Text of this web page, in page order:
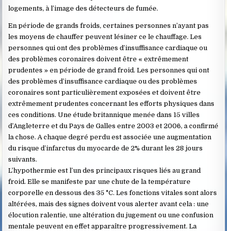
logements, à l’image des détecteurs de fumée.
En période de grands froids, certaines personnes n’ayant pas
les moyens de chauffer peuvent lésiner ce le chauffage. Les
personnes qui ont des problèmes d’insuffisance cardiaque ou
des problèmes coronaires doivent être « extrêmement
prudentes » en période de grand froid. Les personnes qui ont
des problèmes d’insuffisance cardiaque ou des problèmes
coronaires sont particulièrement exposées et doivent être
extrêmement prudentes concernant les efforts physiques dans
ces conditions. Une étude britannique menée dans 15 villes
d’Angleterre et du Pays de Galles entre 2003 et 2006, a confirmé
la chose. A chaque degré perdu est associée une augmentation
du risque d’infarctus du myocarde de 2% durant les 28 jours
suivants.
L’hypothermie est l’un des principaux risques liés au grand
froid. Elle se manifeste par une chute de la température
corporelle en dessous des 35 °C. Les fonctions vitales sont alors
altérées, mais des signes doivent vous alerter avant cela : une
élocution ralentie, une altération du jugement ou une confusion
mentale peuvent en effet apparaître progressivement. La